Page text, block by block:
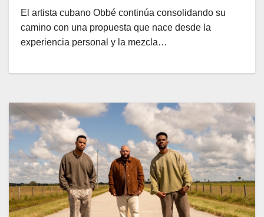
El artista cubano Obbé continúa consolidando su
camino con una propuesta que nace desde la
experiencia personal y la mezcla…